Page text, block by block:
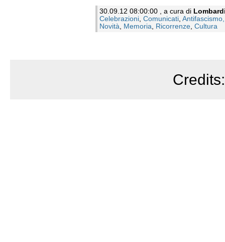
30.09.12 08:00:00 , a cura di
Celebrazioni, Comunicati,
Novità, Memoria, Ricorrenze, Cultura